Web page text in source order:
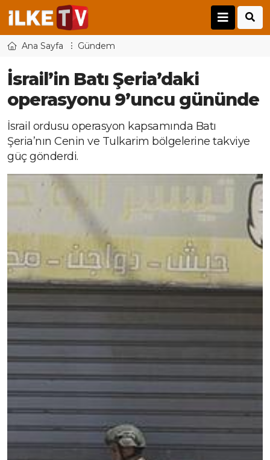
Ana Sayfa Gündem
İsrail’in Batı Şeria’daki
operasyonu 9’uncu gününde
İsrail ordusu operasyon kapsamında Batı
Şeria’nın Cenin ve Tulkarim bölgelerine takviye
güç gönderdi.